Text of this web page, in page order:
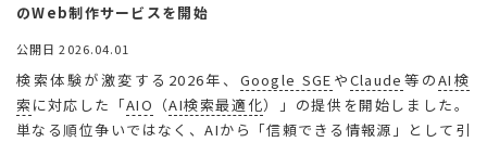
のWeb制作サービスを開始
公開日 2026.04.01
検索体験が激変する2026年、 Google SGE やClaude 等のAI検
索 に対応した「AIO （AI検索最適化）」の提供を開始しました。
単なる順位争いではなく、AIから「信頼できる情報源」として引